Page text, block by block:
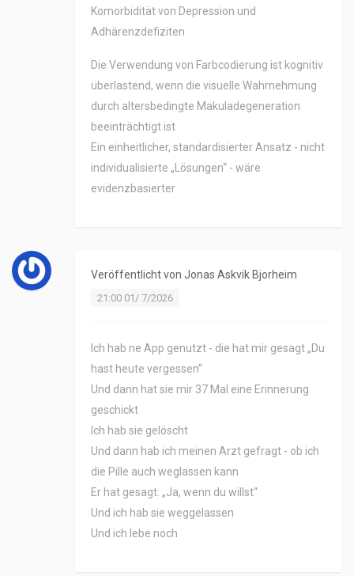
Komorbidität von Depression und
Adhärenzdefiziten
Die Verwendung von Farbcodierung ist kognitiv
überlastend, wenn die visuelle Wahrnehmung
durch altersbedingte Makuladegeneration
beeinträchtigt ist
Ein einheitlicher, standardisierter Ansatz - nicht
individualisierte „Lösungen“ - wäre
evidenzbasierter
Veröffentlicht von Jonas Askvik Bjorheim
21:00 01/ 7/2026
Ich hab ne App genutzt - die hat mir gesagt „Du
hast heute vergessen“
Und dann hat sie mir 37 Mal eine Erinnerung
geschickt
Ich hab sie gelöscht
Und dann hab ich meinen Arzt gefragt - ob ich
die Pille auch weglassen kann
Er hat gesagt: „Ja, wenn du willst“
Und ich hab sie weggelassen
Und ich lebe noch